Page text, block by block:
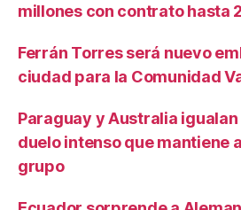
millones con contrato hasta
Ferrán Torres será nuevo
ciudad para la Comunidad
Paraguay y Australia igualan
duelo intenso que mantiene
grupo